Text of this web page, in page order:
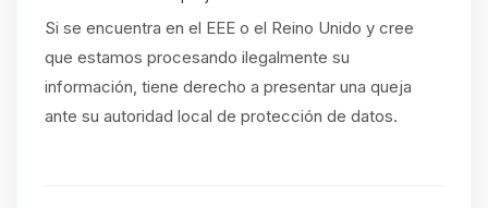
Si se encuentra en el EEE o el Reino Unido y cree
que estamos procesando ilegalmente su
información, tiene derecho a presentar una queja
ante su autoridad local de protección de datos.